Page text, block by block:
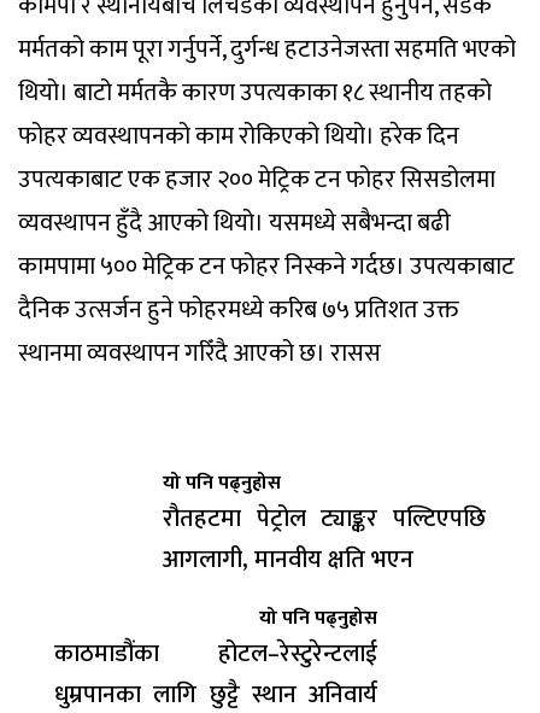
मर्मतको काम पूरा गर्नुपर्ने, दुर्गन्ध हटाउनेजस्ता सहमति भएको
थियो। बाटो मर्मतकै कारण उपत्यकाका १८ स्थानीय तहको
फोहर व्यवस्थापनको काम रोकिएको थियो। हरेक दिन
उपत्यकाबाट एक हजार २०० मेट्रिक टन फोहर सिसडोलमा
व्यवस्थापन हुँदै आएको थियो। यसमध्ये सबैभन्दा बढी
कामपामा ५०० मेट्रिक टन फोहर निस्कने गर्दछ। उपत्यकाबाट
दैनिक उत्सर्जन हुने फोहरमध्ये करिब ७५ प्रतिशत उक्त
स्थानमा व्यवस्थापन गरिँदै आएको छ। रासस
यो पनि पढ्नुहोस
रौतहटमा पेट्रोल ट्याङ्कर पल्टिएपछि
आगलागी, मानवीय क्षति भएन
यो पनि पढ्नुहोस
काठमाडौंका होटल–रेस्टुरेन्टलाई
धुम्रपानका लागि छुट्टै स्थान अनिवार्य